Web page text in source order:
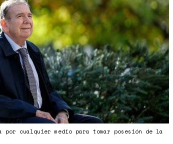
cualquier medio para tomar posesión de la